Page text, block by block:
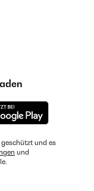
geschützt und es
und